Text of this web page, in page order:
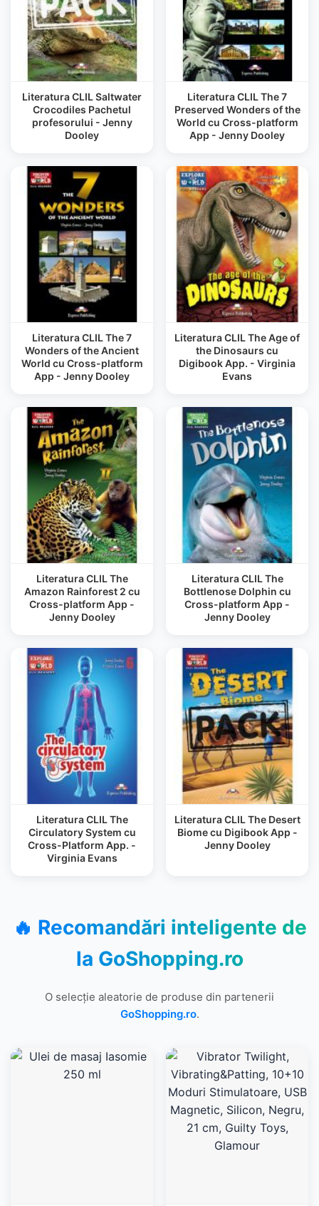
Literatura CLIL Saltwater
Crocodiles Pachetul
profesorului - Jenny
Dooley
Literatura CLIL The 7
Preserved Wonders of the
World cu Cross-platform
App - Jenny Dooley
Literatura CLIL The 7
Wonders of the Ancient
World cu Cross-platform
App - Jenny Dooley
Literatura CLIL The Age of
the Dinosaurs cu
Digibook App. - Virginia
Evans
Literatura CLIL The
Amazon Rainforest 2 cu
Cross-platform App -
Jenny Dooley
Literatura CLIL The
Bottlenose Dolphin cu
Cross-platform App -
Jenny Dooley
Literatura CLIL The
Circulatory System cu
Cross-Platform App. -
Virginia Evans
Literatura CLIL The Desert
Biome cu Digibook App -
Jenny Dooley
🔥 Recomandări inteligente de
la GoShopping.ro
O selecție aleatorie de produse din partenerii
GoShopping.ro.